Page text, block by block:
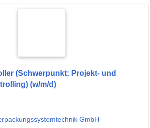
(Schwerpunkt: Projekt- und
(w/m/d)
GmbH